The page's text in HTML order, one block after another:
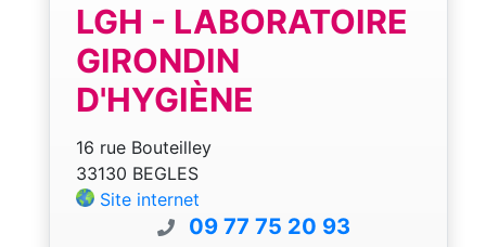
LGH - LABORATOIRE
GIRONDIN
D'HYGIÈNE
16 rue Bouteilley
33130 BEGLES
Site internet
09 77 75 20 93